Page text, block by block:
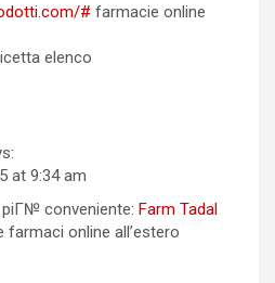
# farmacie online
elenco
at 9:34 am
conveniente: Farm Tadal
farmaci online all’estero